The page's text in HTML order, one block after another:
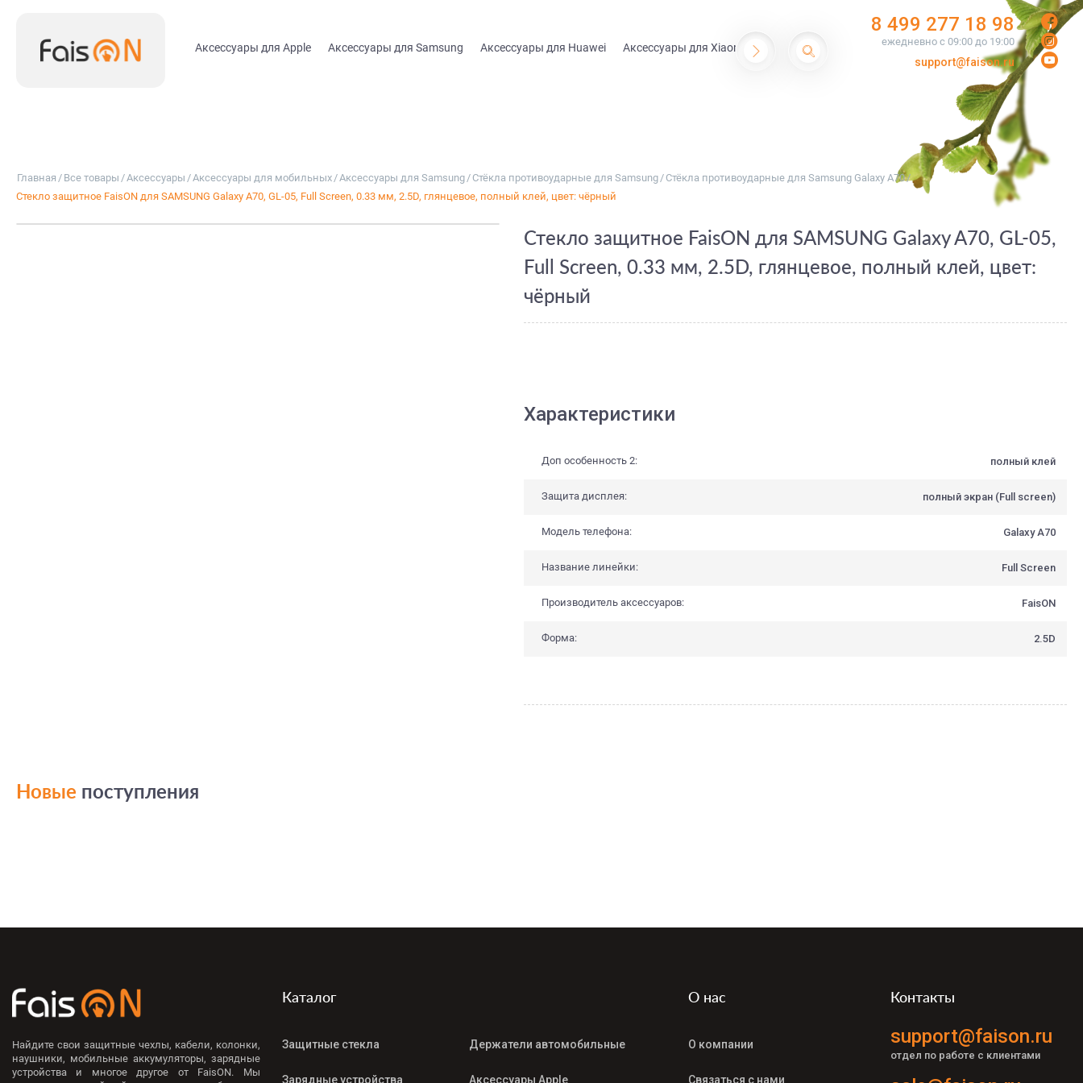
Аксессуары для Apple Аксессуары для Samsung Аксессуары для Huawei Аксессуары для Xiaomi
8 499 277 18 98
ежедневно с 09:00 до 19:00
support@faison.ru
Главная / Все товары / Аксессуары / Аксессуары для мобильных / Аксессуары для Samsung /Стёкла противоударные для Samsung /Стёкла противоударные для Samsung Galaxy A70/
Стекло защитное FaisON для SAMSUNG Galaxy A70, GL-05, Full Screen, 0.33 мм, 2.5D, глянцевое, полный клей, цвет: чёрный
Стекло защитное FaisON для SAMSUNG Galaxy A70, GL-05,
Full Screen, 0.33 мм, 2.5D, глянцевое, полный клей, цвет:
чёрный
Характеристики
Доп особенность 2: полный клей
Защита дисплея: полный экран (Full screen)
Модель телефона: Galaxy A70
Название линейки: Full Screen
Производитель аксессуаров: FaisON
Форма: 2.5D
Новые поступления
Найдите свои защитные чехлы, кабели, колонки,
наушники, мобильные аккумуляторы, зарядные
устройства и многое другое от FaisON. Мы
Каталог
Защитные стекла Держатели автомобильные
Зарядные устройства Аксессуары Apple
О нас
О компании
Связаться с нами
Контакты
support@faison.ru
отдел по работе с клиентами